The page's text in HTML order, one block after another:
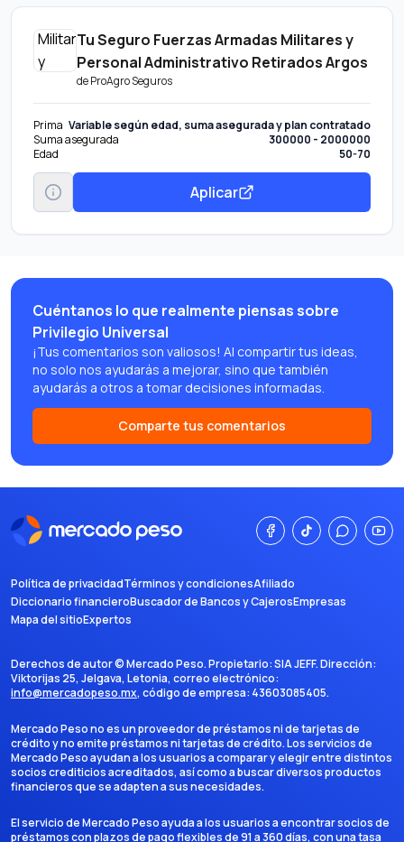
Tu Seguro Fuerzas Armadas Militares y
Personal Administrativo Retirados Argos
deProAgro Seguros
Prima Variable según edad, suma asegurada y plan contratado
Suma asegurada
300000 - 2000000
Edad
50-70
Aplicar
Cuéntanos lo que realmente piensas sobre
Privilegio Universal
¡Tus comentarios son valiosos! Al compartir tus ideas,
no solo nos ayudarás a mejorar, sino que también
ayudarás a otros a tomar decisiones informadas.
Comparte tus comentarios
Política de privacidadTérminos y condicionesAfiliado
Diccionario financieroBuscador de Bancos y CajerosEmpresas
Mapa del sitioExpertos
Derechos de autor ©Mercado Peso. Propietario:SIA JEFF. Dirección:
Viktorijas 25, Jelgava, Letonia, correo electrónico:
info@mercadopeso.mx, código de empresa: 43603085405.
Mercado Peso no es un proveedor de préstamos ni de tarjetas de
crédito y no emite préstamos ni tarjetas de crédito. Los servicios de
Mercado Peso ayudan a los usuarios a comparar y elegir entre distintos
socios crediticios acreditados, así como a buscar diversos productos
financieros que se adapten a sus necesidades.
El servicio de Mercado Peso ayuda a los usuarios a encontrar socios de
préstamos con plazos de pago flexibles de 91 a 360 días, con una tasa